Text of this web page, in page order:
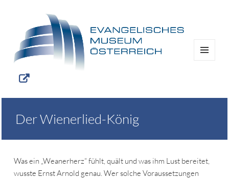
Der Wienerlied-König
Was ein „Weanerherz“ fühlt, quält und was ihm Lust bereitet,
wusste Ernst Arnold genau. Wer solche Voraussetzungen